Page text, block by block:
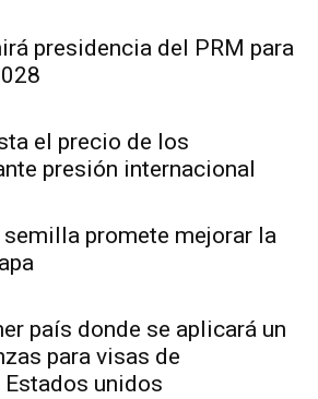
presidencia del PRM para
el precio de los
presión internacional
promete mejorar la
país donde se aplicará un
para visas de
unidos